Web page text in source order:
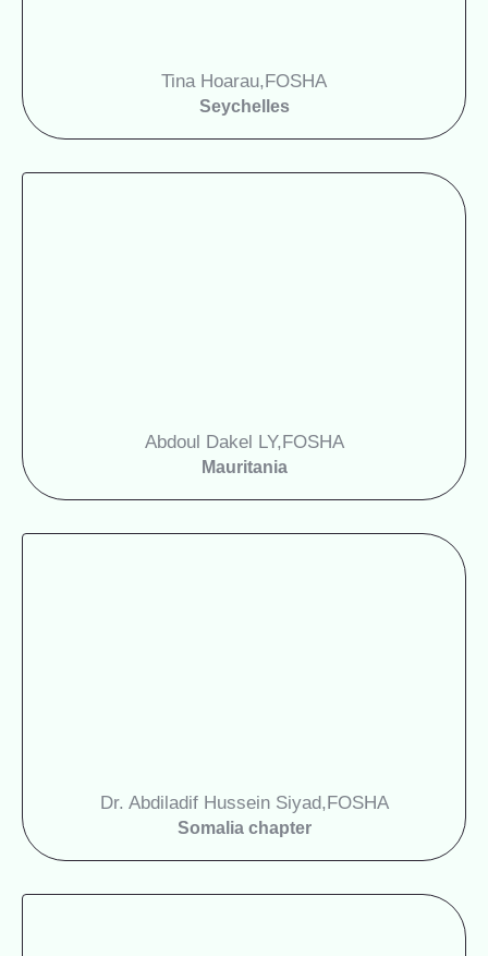
Tina Hoarau,FOSHA
Seychelles
Abdoul Dakel LY,FOSHA
Mauritania
Dr. Abdiladif Hussein Siyad,FOSHA
Somalia chapter